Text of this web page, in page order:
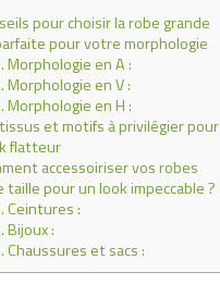
pour choisir la robe grande
pour votre morphologie
Morphologie en A :
Morphologie en V :
Morphologie en H :
et motifs à privilégier pour
flatteur
accessoiriser vos robes
taille pour un look impeccable ?
Ceintures :
Bijoux :
Chaussures et sacs :